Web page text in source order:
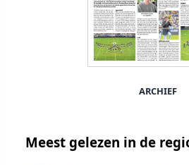
ARCHIEF
Meest gelezen in de